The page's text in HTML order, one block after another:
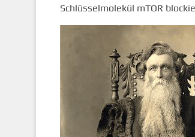
Schlüsselmolekül mTOR